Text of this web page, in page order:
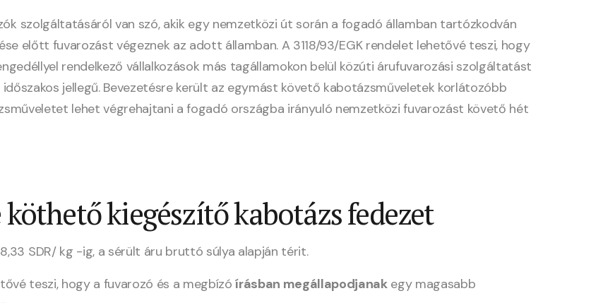
szolgáltatásáról van szó, akik egy nemzetközi út során a fogadó államban tartózkodván
előtt fuvarozást végeznek az adott államban. A 3118/93/EGK rendelet lehetővé teszi, hogy
rendelkező vállalkozások más tagállamokon belül közúti árufuvarozási szolgáltatást
jellegű. Bevezetésre került az egymást követő kabotázsműveletek korlátozóbb
lehet végrehajtani a fogadó országba irányuló nemzetközi fuvarozást követő hét
kiegészítő kabotázs fedezet
SDR/ kg -ig, a sérült áru bruttó súlya alapján térit.
teszi, hogy a fuvarozó és a megbízóírásban megállapodjanakegy magasabb